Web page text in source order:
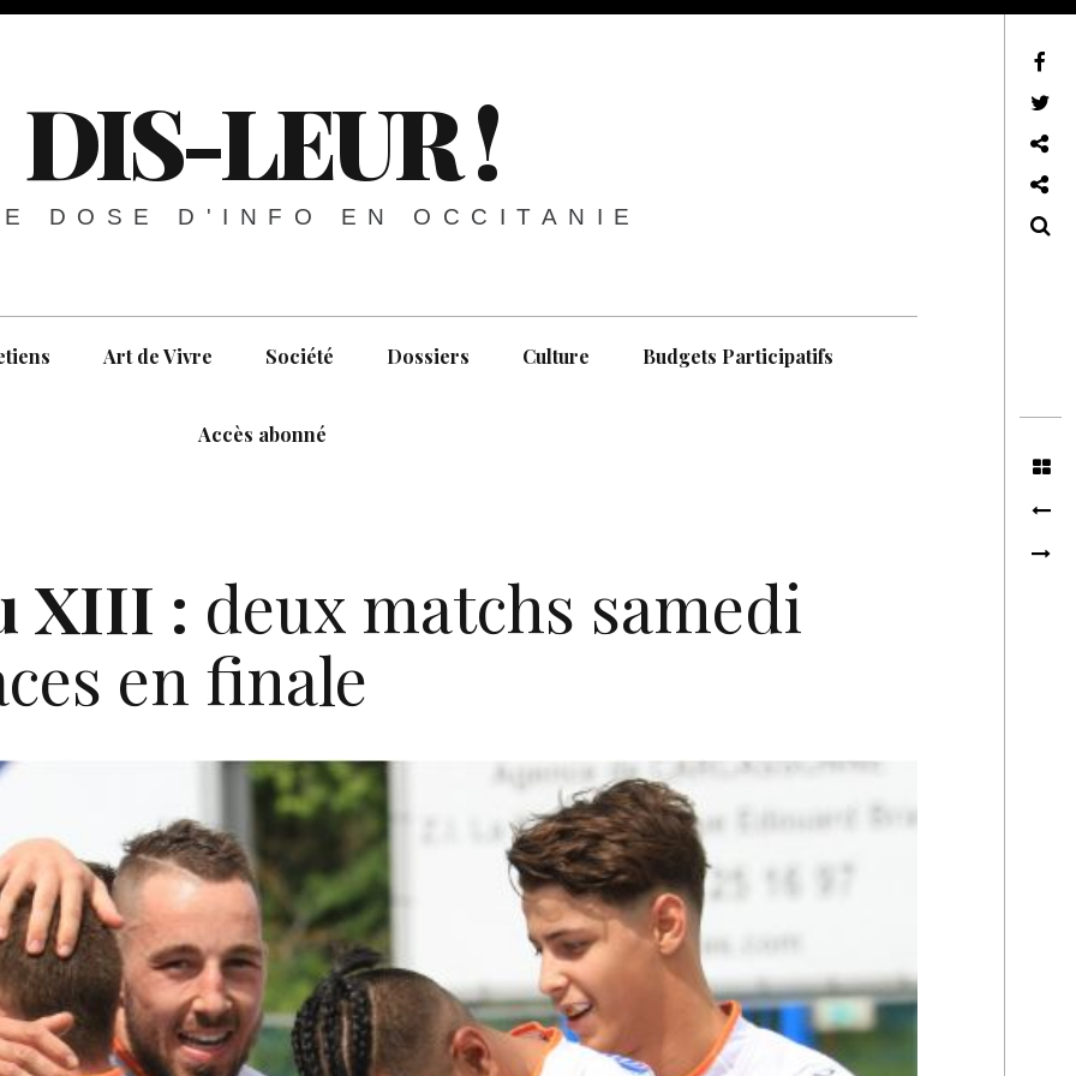
DIS-LEUR !
DOSE D'INFO EN OCCITANIE
Art de Vivre Société Dossiers Culture Budgets Participatifs
Accès abonné
XIII : deux matchs samedi
en finale